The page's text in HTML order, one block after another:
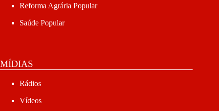
Reforma Agrária Popular
Saúde Popular
MÍDIAS
Rádios
Vídeos